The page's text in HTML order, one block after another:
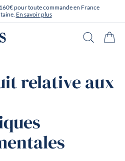
pour toute commande en France
En savoir plus
relative aux